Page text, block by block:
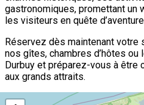
gastronomiques, promettant un
les visiteurs en quête
Réservez dès maintenant votre
nos gîtes, chambres d’hôtes
Durbuy et préparez-vous à être
aux grands attraits.